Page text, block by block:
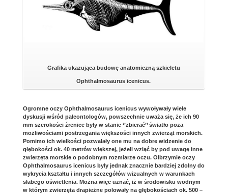
Grafika ukazująca budowę anatomiczną szkieletu
Ophthalmosaurus icenicus.
Ogromne oczy Ophthalmosaurus icenicus wywoływały wiele
dyskusji wśród paleontologów, powszechnie uważa się, że ich 90
mm szerokości źrenice były w stanie ‘’zbierać’’ światło poza
możliwościami postrzegania większości innych zwierząt morskich.
Pomimo ich wielkości pozwalały one mu na dobre widzenie do
głębokości ok. 40 metrów większej, jeżeli wziąć by pod uwagę inne
zwierzęta morskie o podobnym rozmiarze oczu. Olbrzymie oczy
Ophthalmosaurus icenicus były jednak znacznie bardziej zdolny do
wykrycia kształtu i innych szczegółów wizualnych w warunkach
słabego oświetlenia. Można więc uznać, iż w środowisku wodnym
w którym zwierzęta drapieżne polowały na głębokościach ok. 500 –